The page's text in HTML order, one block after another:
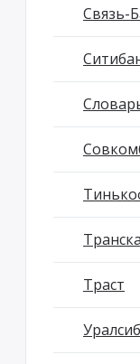
Связь-
Траст
Уралсиб